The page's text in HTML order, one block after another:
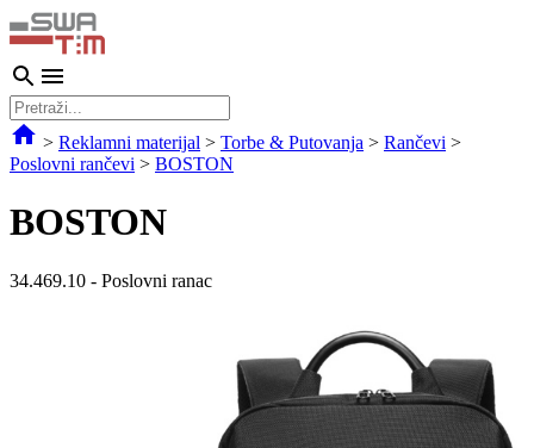
> Reklamni materijal > Torbe & Putovanja > Rančevi >
Poslovni rančevi > BOSTON
BOSTON
34.469.10 - Poslovni ranac